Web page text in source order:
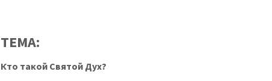
ТЕМА:
Кто такой Святой Дух?